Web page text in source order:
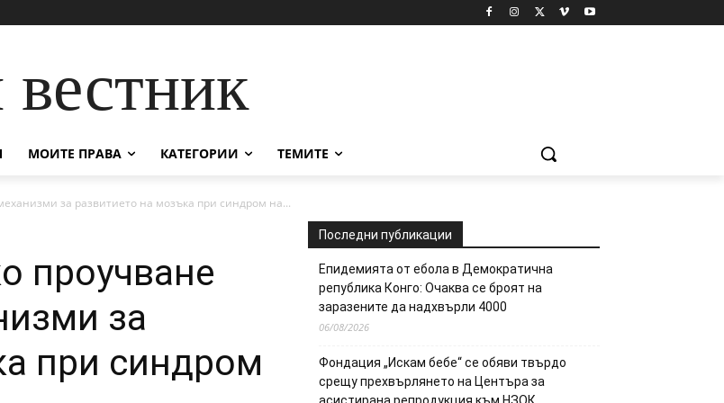
МОИТЕ ПРАВА КАТЕГОРИИ ТЕМИТЕ
за развитието на мозъка при синдром на...
проучване
за
при синдром
Последни публикации
Епидемията от ебола в Демократична
република Конго: Очаква се броят на
заразените да надхвърли 4000
06/08/2026
Фондация „Искам бебе“ се обяви твърдо
срещу прехвърлянето на Центъра за